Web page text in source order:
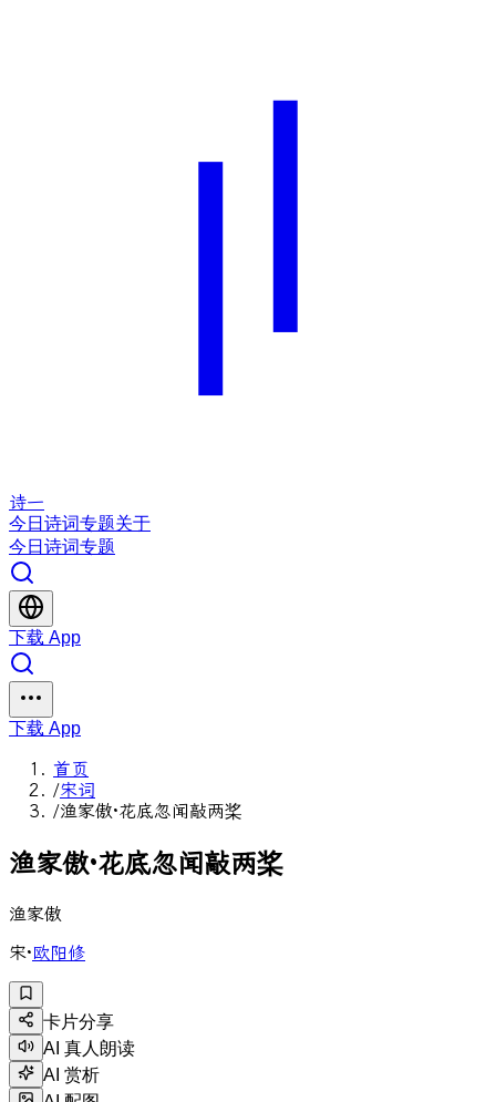
诗一
今日 诗词专题关于
今日 诗词专题
下载 App
下载 App
首页
/宋词
/渔家傲·花底忽闻敲两桨
渔家傲·花底忽闻敲两桨
渔家傲
宋·欧阳修
卡片分享
AI 真人朗读
AI 赏析